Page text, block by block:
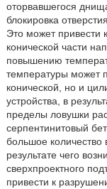
оторвавшегося
блокировка
Это может привести
конической части
повышению
температуры может
конической, но и
устройства, в
пределы ловушки
серпентинитовый
большое количество
результате чего
сверхпроектного
привести к